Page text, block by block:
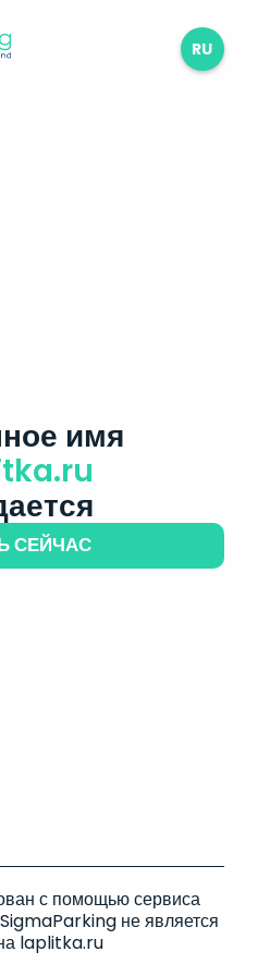
RU
имя
СЕЙЧАС
с помощью сервиса
не является
laplitka.ru